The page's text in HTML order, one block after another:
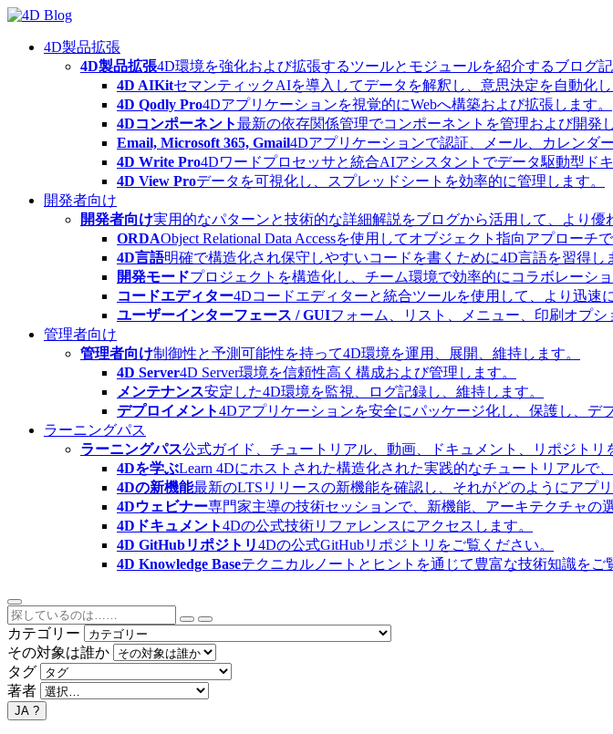
Skip
content4D製品拡張
4D製品拡張4D環境を強化および拡張するツールとモジュールを紹介するブログ記
4D AIKitセマンティックAIを導入してデータを解釈し、意思決定を自動化し
4D Qodly Pro4Dアプリケーションを視覚的にWebへ構築および拡張します。
4Dコンポーネント最新の依存関係管理でコンポーネントを管理および開発し
Email, Microsoft 365, Gmail4Dアプリケーションで認証、メール、カレンダ
4D Write Pro4Dワードプロセッサと統合AIアシスタントでデータ駆動型ド
4D View Proデータを可視化し、スプレッドシートを効率的に管理します。
開発者向け
開発者向け実用的なパターンと技術的な詳細解説をブログから活用して、より優
ORDAObject Relational Data Accessを使用してオブジェクト指向アプローチ
4D言語明確で構造化され保守しやすいコードを書くために4D言語を習得し
開発モードプロジェクトを構造化し、チーム環境で効率的にコラボレーショ
コードエディター4Dコードエディターと統合ツールを使用して、より迅速
ユーザーインターフェース / GUIフォーム、リスト、メニュー、印刷オプ
管理者向け
管理者向け制御性と予測可能性を持って4D環境を運用、展開、維持します。
4D Server4D Server環境を信頼性高く構成および管理します。
メンテナンス安定した4D環境を監視、ログ記録し、維持します。
デプロイメント4Dアプリケーションを安全にパッケージ化し、保護し、デ
ラーニングパス
ラーニングパス公式ガイド、チュートリアル、動画、ドキュメント、リポジトリ
4Dを学ぶLearn 4Dにホストされた構造化された実践的なチュートリアルで
4Dの新機能最新のLTSリリースの新機能を確認し、それがどのようにアプ
4Dウェビナー専門家主導の技術セッションで、新機能、アーキテクチャの
4Dドキュメント4Dの公式技術リファレンスにアクセスします。
4D GitHubリポジトリ4Dの公式GitHubリポジトリをご覧ください。
4D Knowledge Baseテクニカルノートとヒントを通じて豊富な技術知識をご
カテゴリー
その対象は誰か
タグ
著者
JA ?